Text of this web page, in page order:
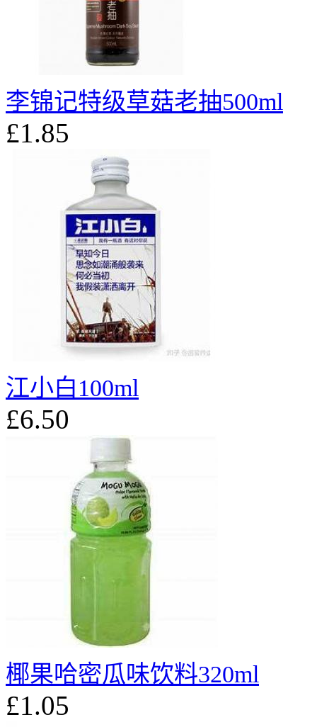
李锦记特级草菇老抽500ml
£1.85
江小白100ml
£6.50
椰果哈密瓜味饮料320ml
£1.05